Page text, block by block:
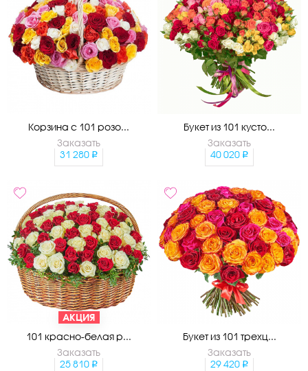
Корзина с 101 розо...
Заказать
31 280
Букет из 101 кусто...
Заказать
40 020
АКЦИЯ
101 красно-белая р...
Заказать
25 810
Букет из 101 трехц...
Заказать
29 420